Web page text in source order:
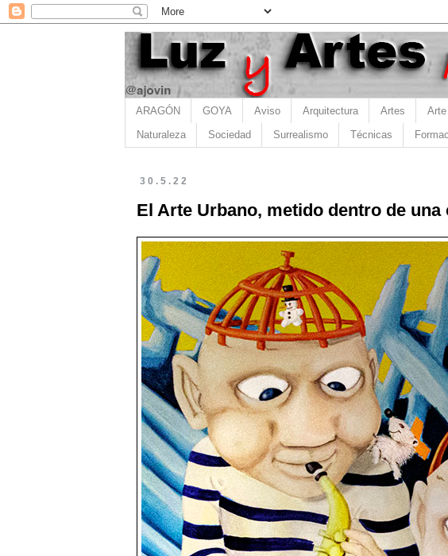
ARAGÓN GOYA Aviso Arquitectura Artes Arte
Naturaleza Sociedad Surrealismo Técnicas
30.5.22
El Arte Urbano, metido dentro de una